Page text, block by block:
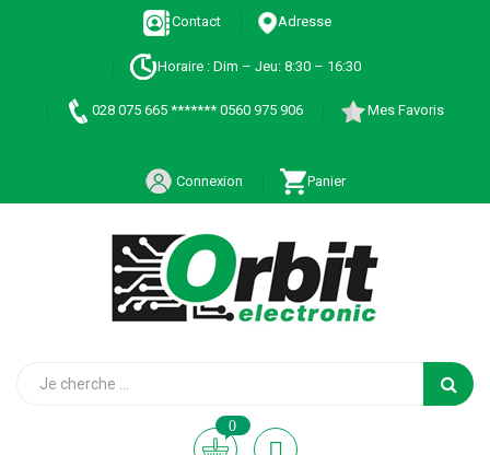
Contact Adresse
Horaire : Dim – Jeu: 8:30 – 16:30
028 075 665 ******* 0560 975 906 Mes Favoris
Connexion Panier
0